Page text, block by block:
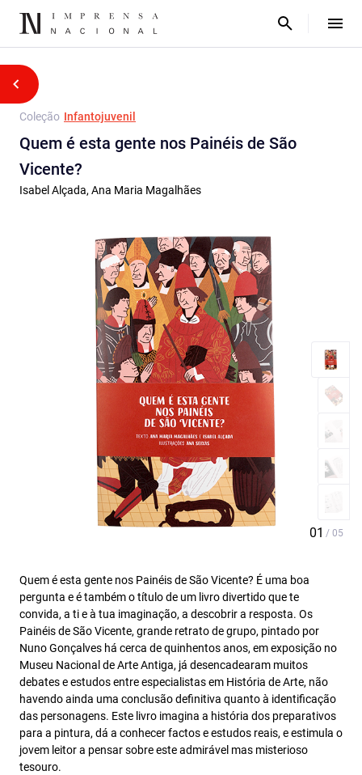
Coleção Infantojuvenil
Quem é esta gente nos Painéis de São
Vicente?
Isabel Alçada, Ana Maria Magalhães
Quem é esta gente nos Painéis de São Vicente? É uma boa
pergunta e é também o título de um livro divertido que te
convida, a ti e à tua imaginação, a descobrir a resposta. Os
Painéis de São Vicente, grande retrato de grupo, pintado por
Nuno Gonçalves há cerca de quinhentos anos, em exposição no
Museu Nacional de Arte Antiga, já desencadearam muitos
debates e estudos entre especialistas em História de Arte, não
havendo ainda uma conclusão definitiva quanto à identificação
das personagens. Este livro imagina a história dos preparativos
para a pintura, dá a conhecer factos e estudos reais, e estimula o
jovem leitor a pensar sobre este admirável mas misterioso
tesouro.